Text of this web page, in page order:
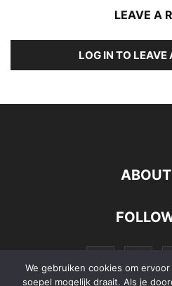
LEAVE A
LOG IN TO
We gebruiken cookies om
soepel mogelijk draait. Als je